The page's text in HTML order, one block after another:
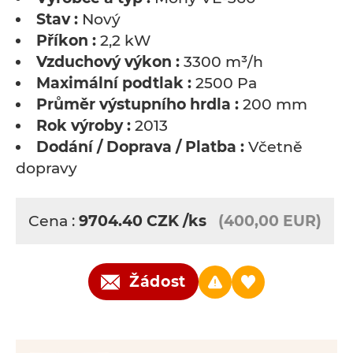
Stav : Nový
Příkon : 2,2 kW
Vzduchový výkon : 3300 m³/h
Maximální podtlak : 2500 Pa
Průměr výstupního hrdla : 200 mm
Rok výroby : 2013
Dodání / Doprava / Platba : Včetně
dopravy
Cena : 9704.40 CZK /ks (400,00 EUR)
Žádost